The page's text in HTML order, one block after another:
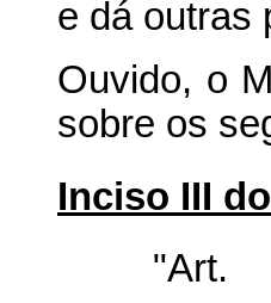
e dá outras
Ouvido, o
sobre os
Inciso III